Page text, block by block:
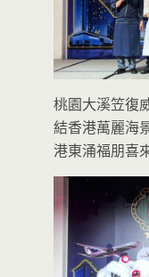
桃園大溪笠復
結香港萬麗海
港東涌福朋喜